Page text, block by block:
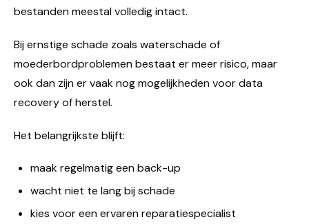
bestanden meestal volledig intact.
Bij ernstige schade zoals waterschade of
moederbordproblemen bestaat er meer risico, maar
ook dan zijn er vaak nog mogelijkheden voor data
recovery of herstel.
Het belangrijkste blijft:
maak regelmatig een back-up
wacht niet te lang bij schade
kies voor een ervaren reparatiespecialist